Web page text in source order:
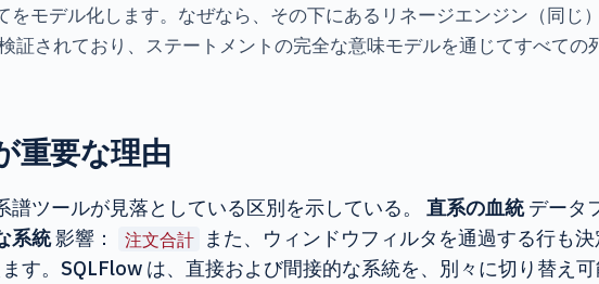
をモデル化します。なぜなら、その下にあるリネージエンジン（同じ
されており、ステートメントの完全な意味モデルを通じてすべての
重要な理由
譜ツールが見落としている区別を示している。直系の血統データ
系統影響： 注文合計
また、ウィンドウフィルタを通過する行も
す。SQLFlow は、直接および間接的な系統を、別々に切り替え可